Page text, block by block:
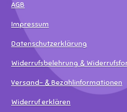
AGB
Impressum
Datenschutzerklärung
Widerrufsbelehrung &
Versand- & Bezahlinformationen
Widerruf erklären